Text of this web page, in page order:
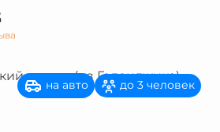
на авто до 3 человек